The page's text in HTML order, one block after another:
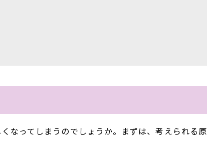
なってしまうのでしょうか。まずは、考えられる原